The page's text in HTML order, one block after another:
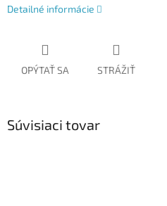
Detailné informácie
OPÝTAŤ SA STRÁŽIŤ
Súvisiaci tovar